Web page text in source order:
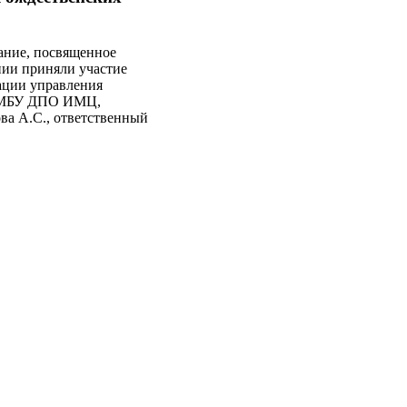
посвященное
приняли участие
управления
МБУ ДПО ИМЦ,
А.С., ответственный